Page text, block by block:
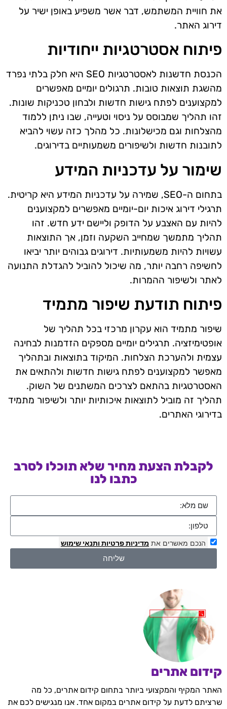
את חוויית המשתמש, דבר אשר משפיע באופן ישיר על
דירוג האתר.
פיתוח אסטרטגיות ייחודיות
הכנסת חדשנות לאסטרטגיות SEO היא חלק בלתי נפרד
מהשגת תוצאות טובות. תרגולים יומיים מאפשרים
למקצוענים לפתח גישות חדשות ולבחון טכניקות שונות.
זהו תהליך שמבוסס על ניסוי וטעייה, שבו ניתן ללמוד
מהצלחות וגם מכישלונות. כל מהלך כזה עשוי להביא
לתובנות חדשות ולשיפורים משמעותיים בדירוגים.
שימור על עדכניות המידע
בתחום ה-SEO, שמירה על עדכניות המידע היא קריטית.
תרגילי דירוג איכות יום-יומיים מאפשרים למקצוענים
להיות עם האצבע על הדופק וליישם ידע חדש. זהו
תהליך מתמשך שמחייב השקעה וזמן, אך התוצאות
עשויות להיות משמעותיות. דירוגים גבוהים יותר יביאו
לחשיפה רחבה יותר, מה שיכול להוביל להגדלת התנועה
לאתר ולשיפור ההמרות.
פיתוח תודעת שיפור מתמיד
שיפור מתמיד הוא עקרון מרכזי בכל תהליך של
אופטימיזציה. תרגילים יומיים מספקים הזדמנות לבחינה
עצמית ולהערכת הצלחות. המיקוד בתוצאות ובתהליך
מאפשר למקצוענים לפתח גישות חדשות ולהתאים את
האסטרטגיות בהתאם לצרכים המשתנים של השוק.
תהליך זה מוביל לתוצאות איכותיות יותר ולשיפור מתמיד
בדירוגי האתרים.
לקבלת הצעת מחיר שלא תוכלו לסרב
כתבו לנו
הנכם מאשרים את מדיניות פרטיות ותנאי שימוש
שליחה
קידום אתרים
האתר המקיף והמקצועי ביותר בתחום קידום אתרים, כל מה
שרציתם לדעת על קידום אתרים במקום אחד. אנו מנגישים לכם את